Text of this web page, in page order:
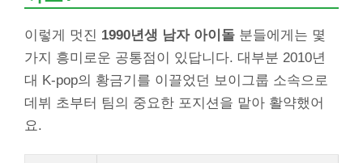
이렇게 멋진 1990년생 남자 아이돌 분들에게는 몇
가지 흥미로운 공통점이 있답니다. 대부분 2010년
대 K-pop의 황금기를 이끌었던 보이그룹 소속으로
데뷔 초부터 팀의 중요한 포지션을 맡아 활약했어
요.